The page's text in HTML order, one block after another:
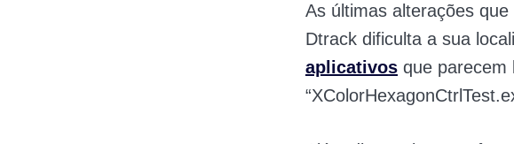
As últimas alterações
Dtrack dificulta a sua
aplicativos que parecem